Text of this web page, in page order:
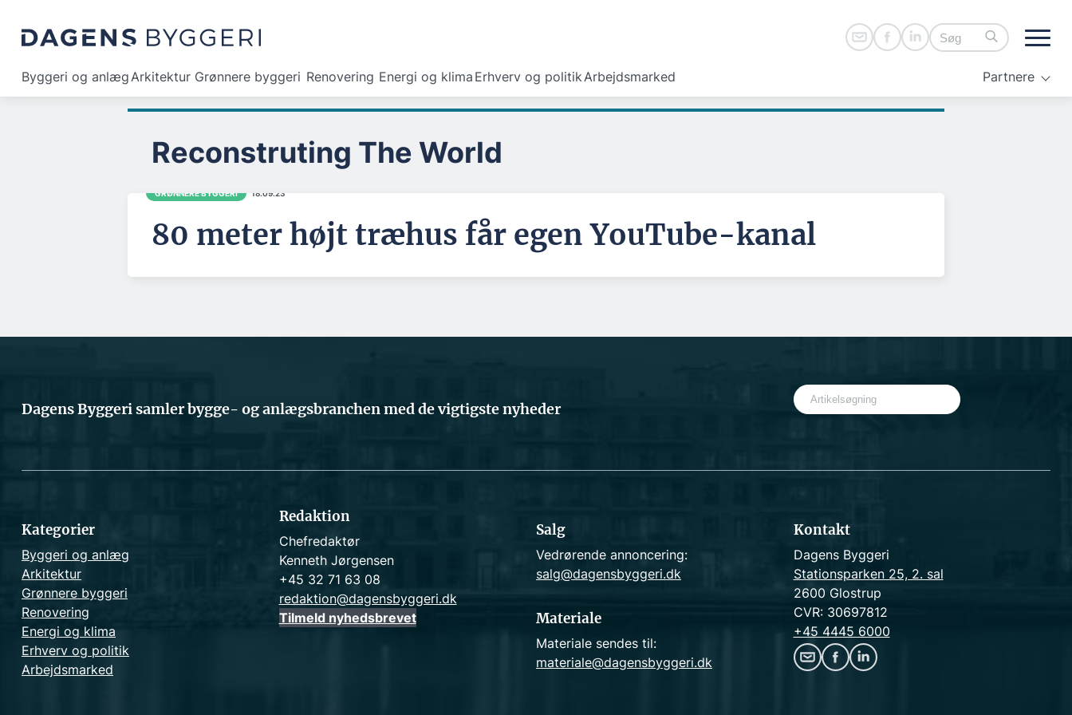
Byggeri og anlægArkitektur Grønnere byggeri Renovering Energi og klima Erhverv og politikArbejdsmarked Partnere
Reconstruting The World
GRØNNERE BYGGERI 18.09.23
80 meter højt træhus får egen YouTube-kanal
Dagens Byggeri samler bygge- og anlægsbranchen med de vigtigste nyheder
S
e
c
Kategorier
Byggeri og anlæg
Arkitektur
Grønnere byggeri
Renovering
Energi og klima
Erhverv og politik
Arbejdsmarked
Redaktion
Chefredaktør
Kenneth Jørgensen
+45 32 71 63 08
redaktion@dagensbyggeri.dk
Tilmeld nyhedsbrevet
Salg
Vedrørende annoncering:
salg@dagensbyggeri.dk
Materiale
Materiale sendes til:
materiale@dagensbyggeri.dk
Kontakt
Dagens Byggeri
Stationsparken 25, 2. sal
2600 Glostrup
CVR: 30697812
+45 4445 6000